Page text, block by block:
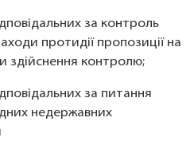
за контроль
протидії пропозиції на
здійснення контролю;
за питання
недержавних